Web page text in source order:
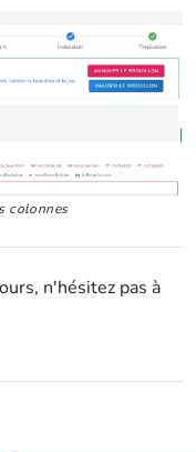
colonnes
n'hésitez pas à